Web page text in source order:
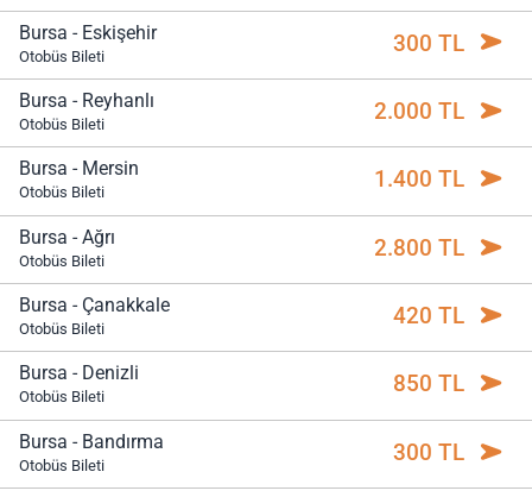
Bursa - Eskişehir
Otobüs Bileti 300 TL
Bursa - Reyhanlı
Otobüs Bileti 2.000 TL
Bursa - Mersin
Otobüs Bileti 1.400 TL
Bursa - Ağrı
Otobüs Bileti 2.800 TL
Bursa - Çanakkale
Otobüs Bileti 420 TL
Bursa - Denizli
Otobüs Bileti 850 TL
Bursa - Bandırma
Otobüs Bileti 300 TL